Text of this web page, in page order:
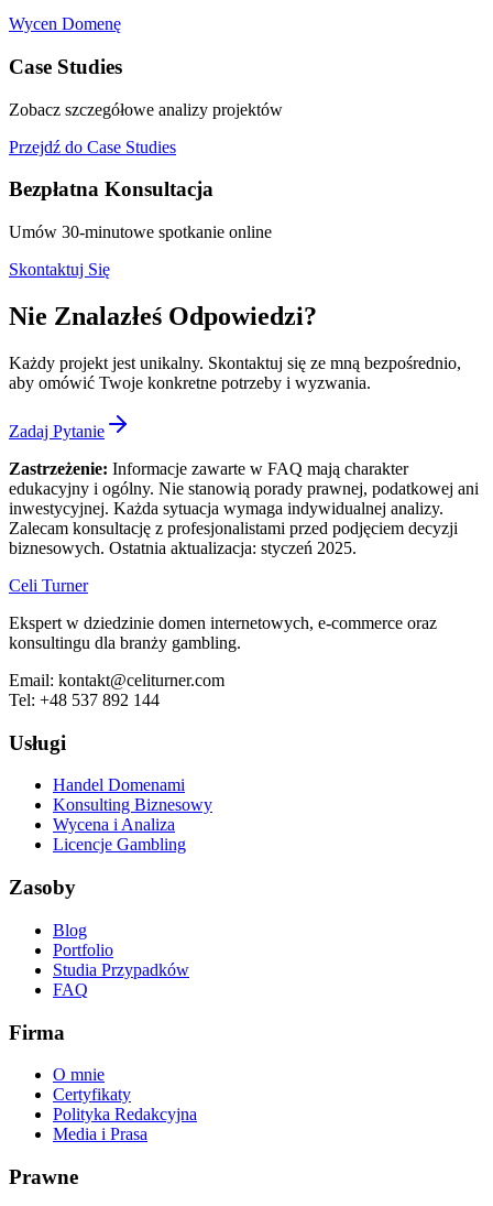
Wycen Domenę
Case Studies
Zobacz szczegółowe analizy projektów
Przejdź do Case Studies
Bezpłatna Konsultacja
Umów 30-minutowe spotkanie online
Skontaktuj Się
Nie Znalazłeś Odpowiedzi?
Każdy projekt jest unikalny. Skontaktuj się ze mną bezpośrednio,
aby omówić Twoje konkretne potrzeby i wyzwania.
Zadaj Pytanie
Zastrzeżenie: Informacje zawarte w FAQ mają charakter
edukacyjny i ogólny. Nie stanowią porady prawnej, podatkowej ani
inwestycyjnej. Każda sytuacja wymaga indywidualnej analizy.
Zalecam konsultację z profesjonalistami przed podjęciem decyzji
biznesowych. Ostatnia aktualizacja: styczeń 2025.
Celi Turner
Ekspert w dziedzinie domen internetowych, e-commerce oraz
konsultingu dla branży gambling.
Email: kontakt@celiturner.com
Tel: +48 537 892 144
Usługi
Handel Domenami
Konsulting Biznesowy
Wycena i Analiza
Licencje Gambling
Zasoby
Blog
Portfolio
Studia Przypadków
FAQ
Firma
O mnie
Certyfikaty
Polityka Redakcyjna
Media i Prasa
Prawne